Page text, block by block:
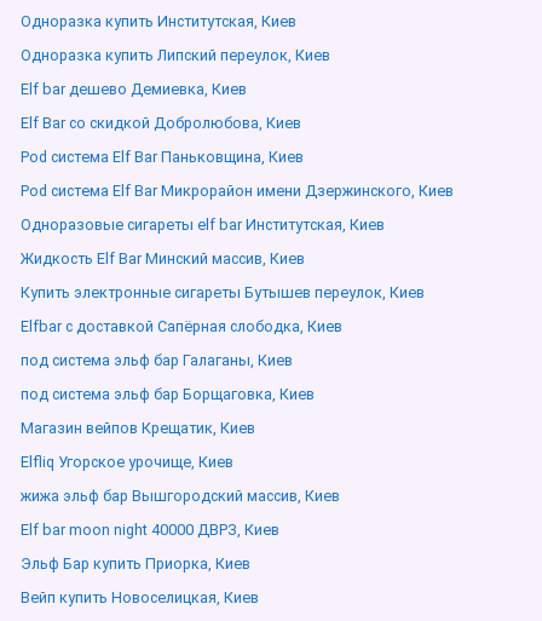
Одноразка купить Институтская, Киев
Одноразка купить Липский переулок, Киев
Elf bar дешево Демиевка, Киев
Elf Bar со скидкой Добролюбова, Киев
Pod система Elf Bar Паньковщина, Киев
Pod система Elf Bar Микрорайон имени Дзержинского, Киев
Одноразовые сигареты elf bar Институтская, Киев
Жидкость Elf Bar Минский массив, Киев
Купить электронные сигареты Бутышев переулок, Киев
Elfbar с доставкой Сапёрная слободка, Киев
под система эльф бар Галаганы, Киев
под система эльф бар Борщаговка, Киев
Магазин вейпов Крещатик, Киев
Elfliq Угорское урочище, Киев
жижа эльф бар Вышгородский массив, Киев
Elf bar moon night 40000 ДВРЗ, Киев
Эльф Бар купить Приорка, Киев
Вейп купить Новоселицкая, Киев